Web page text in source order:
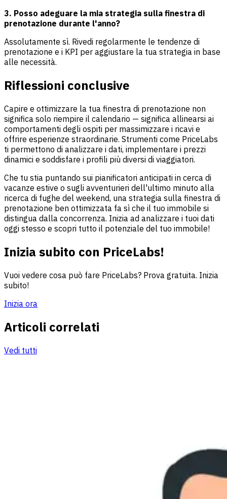
3. Posso adeguare la mia strategia sulla finestra di
prenotazione durante l'anno?
Assolutamente sì. Rivedi regolarmente le tendenze di
prenotazione e i KPI per aggiustare la tua strategia in base
alle necessità.
Riflessioni conclusive
Capire e ottimizzare la tua finestra di prenotazione non
significa solo riempire il calendario — significa allinearsi ai
comportamenti degli ospiti per massimizzare i ricavi e
offrire esperienze straordinarie. Strumenti come PriceLabs
ti permettono di analizzare i dati, implementare i prezzi
dinamici e soddisfare i profili più diversi di viaggiatori.
Che tu stia puntando sui pianificatori anticipati in cerca di
vacanze estive o sugli avventurieri dell'ultimo minuto alla
ricerca di fughe del weekend, una strategia sulla finestra di
prenotazione ben ottimizzata fa sì che il tuo immobile si
distingua dalla concorrenza. Inizia ad analizzare i tuoi dati
oggi stesso e scopri tutto il potenziale del tuo immobile!
Inizia subito con PriceLabs!
Vuoi vedere cosa può fare PriceLabs? Prova gratuita. Inizia
subito!
Inizia ora
Articoli correlati
Vedi tutti